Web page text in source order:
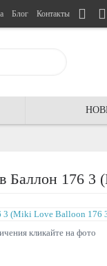
Блог Контакты
Баллон 176 3
кликайте на фото